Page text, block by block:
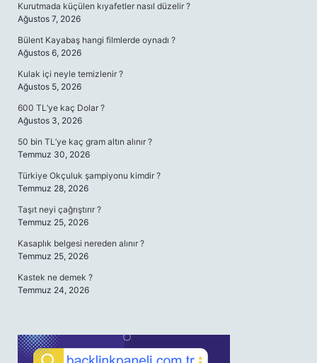
Kurutmada küçülen kıyafetler nasıl düzelir ?
Ağustos 7, 2026
Bülent Kayabaş hangi filmlerde oynadı ?
Ağustos 6, 2026
Kulak içi neyle temizlenir ?
Ağustos 5, 2026
600 TL’ye kaç Dolar ?
Ağustos 3, 2026
50 bin TL’ye kaç gram altın alınır ?
Temmuz 30, 2026
Türkiye Okçuluk şampiyonu kimdir ?
Temmuz 28, 2026
Taşıt neyi çağrıştırır ?
Temmuz 25, 2026
Kasaplık belgesi nereden alınır ?
Temmuz 25, 2026
Kastek ne demek ?
Temmuz 24, 2026